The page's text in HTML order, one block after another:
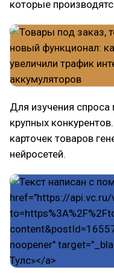
которые
Для изучения спроса
крупных
карточек товаров
нейросетей.